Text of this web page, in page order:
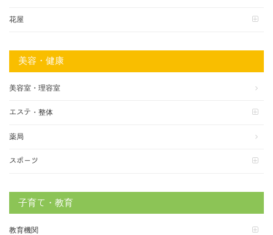
花屋
美容・健康
美容室・理容室
エステ・整体
薬局
スポーツ
子育て・教育
教育機関